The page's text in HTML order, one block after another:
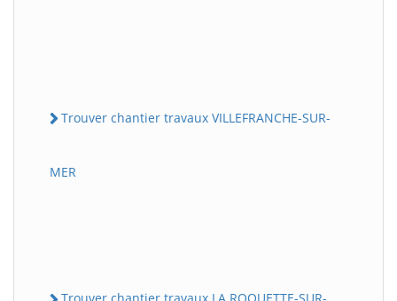
Trouver chantier travaux VILLEFRANCHE-SUR-
MER